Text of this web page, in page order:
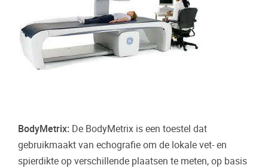
BodyMetrix: De BodyMetrix is een toestel dat
gebruikmaakt van echografie om de lokale vet- en
spierdikte op verschillende plaatsen te meten, op basis